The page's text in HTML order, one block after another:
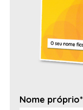
Nome próprio*